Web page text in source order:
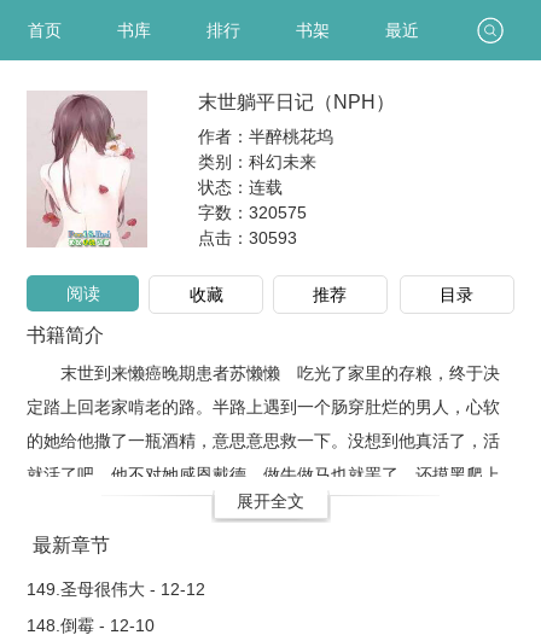
首页 书库 排行 书架 最近
末世躺平日记（NPH）
作者：半醉桃花坞
类别：科幻未来
状态：连载
字数：320575
点击： 30593
阅读 收藏 推荐 目录
书籍简介
末世到来懒癌晚期患者苏懒懒 吃光了家里的存粮，终于决
定踏上回老家啃老的路。半路上遇到一个肠穿肚烂的男人，心软
的她给他撒了一瓶酒精，意思意思救一下。没想到他真活了，活
就活了吧，他不对她感恩戴德，做牛做马也就罢了，还摸黑爬上
她的床……好像也不错，毕竟长得帅身材好，还能找吃的回来，
让她不至于饿死。就是体力太好了，懒癌晚期症患者苏懒懒，看
展开全文
最新章节
149.圣母很伟大 - 12-12
148.倒霉 - 12-10